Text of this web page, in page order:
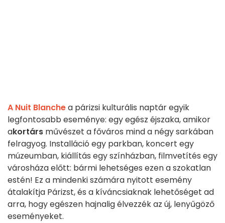
A Nuit Blanchea párizsi kulturális naptár egyik
legfontosabb eseménye: egy egész éjszaka, amikor
akortárs művészet a főváros mind a négy sarkában
felragyog. Installáció egy parkban, koncert egy
múzeumban, kiállítás egy színházban, filmvetítés egy
városháza előtt: bármi lehetséges ezen a szokatlan
estén! Ez a mindenki számára nyitott esemény
átalakítja Párizst, és a kíváncsiaknak lehetőséget ad
arra, hogy egészen hajnalig élvezzék az új, lenyűgöző
eseményeket.